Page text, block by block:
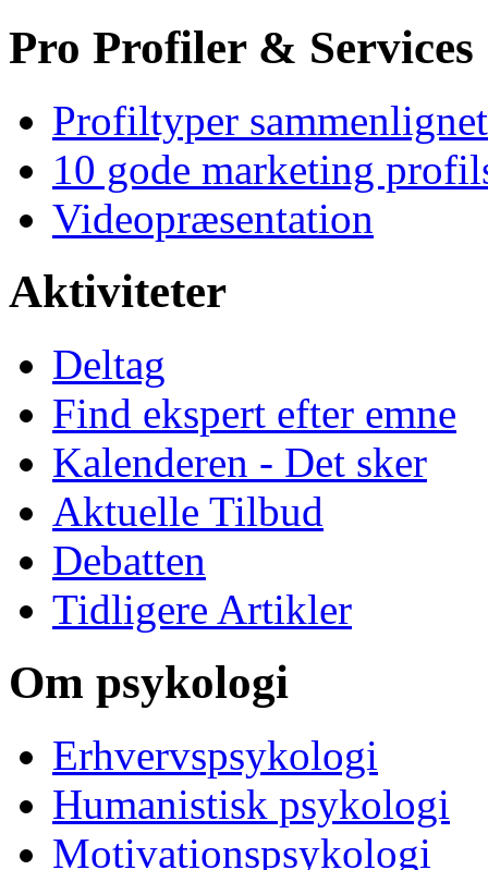
Pro Profiler & Services
Profiltyper sammenlignet
10 gode marketing
Videopræsentation
Aktiviteter
Deltag
Find ekspert efter emne
Kalenderen - Det sker
Aktuelle Tilbud
Debatten
Tidligere Artikler
Om psykologi
Erhvervspsykologi
Humanistisk psykologi
Motivationspsykologi